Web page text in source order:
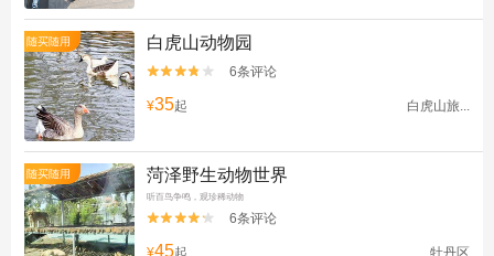
随买随用 白虎山动物园

 6条评论
¥35起 白虎山旅...
随买随用 菏泽野生动物世界
听百鸟争鸣，观珍稀动物

 6条评论
¥45起 牡丹区